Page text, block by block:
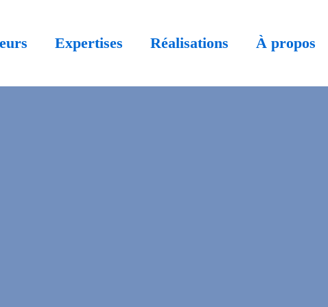
Expertises Réalisations À propos